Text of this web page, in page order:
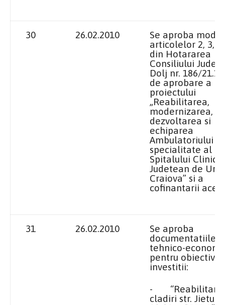
30 26.02.2010
Se aproba
articolelor 2, 3, 4
din Hotararea
Consiliului
Dolj nr. 186/
de aprobare a
proiectului
„Reabilitarea,
modernizarea,
dezvoltarea si
echiparea
Ambulatoriului
specialitate al
Spitalului Clinic
Judetean de
Craiova” si a
cofinantarii
31 26.02.2010
Se aproba
documentatiile
tehnico-
pentru
investitii:
- “Reabilitare
cladiri str.